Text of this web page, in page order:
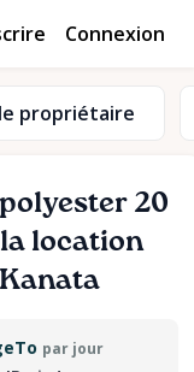
Connexion
propriétaire
polyester 20
location
par jour